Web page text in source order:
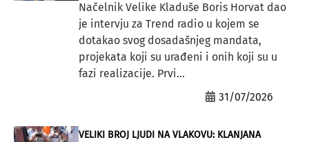
Načelnik Velike Kladuše Boris Horvat dao
je intervju za Trend radio u kojem se
dotakao svog dosadašnjeg mandata,
projekata koji su urađeni i onih koji su u
fazi realizacije. Prvi...
31/07/2026
VELIKI BROJ LJUDI NA VLAKOVU: KLANJANA